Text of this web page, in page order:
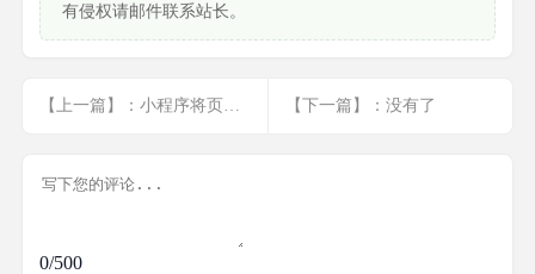
有侵权请邮件联系站长。
【上一篇】：小程序将页面公共部分提取,并且可以传参赋值 【下一篇】：没有了
0/500